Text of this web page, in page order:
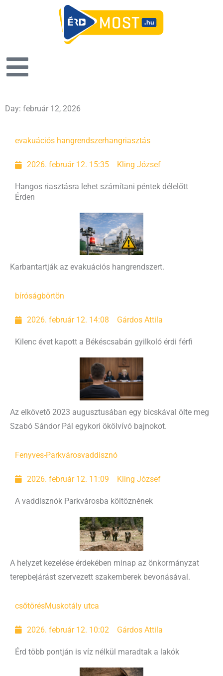
Day: február 12, 2026
evakuációs hangrendszerhangriasztás
2026. február 12. 15:35 Kling József
Hangos riasztásra lehet számítani péntek délelőtt
Érden
Karbantartják az evakuációs hangrendszert.
bíróságbörtön
2026. február 12. 14:08 Gárdos Attila
Kilenc évet kapott a Békéscsabán gyilkoló érdi férfi
Az elkövető 2023 augusztusában egy bicskával ölte meg
Szabó Sándor Pál egykori ökölvívó bajnokot.
Fenyves-Parkvárosvaddisznó
2026. február 12. 11:09 Kling József
A vaddisznók Parkvárosba költöznének
A helyzet kezelése érdekében minap az önkormányzat
terepbejárást szervezett szakemberek bevonásával.
csőtörésMuskotály utca
2026. február 12. 10:02 Gárdos Attila
Érd több pontján is víz nélkül maradtak a lakók